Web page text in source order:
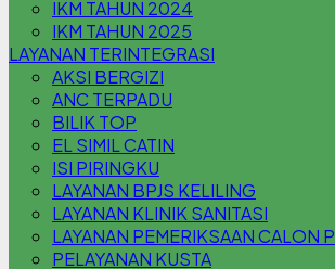
IKM TAHUN 2024
IKM TAHUN 2025
LAYANAN TERINTEGRASI
AKSI BERGIZI
ANC TERPADU
BILIK TOP
EL SIMIL CATIN
ISI PIRINGKU
LAYANAN BPJS KELILING
LAYANAN KLINIK SANITASI
LAYANAN PEMERIKSAAN CALON
PELAYANAN KUSTA